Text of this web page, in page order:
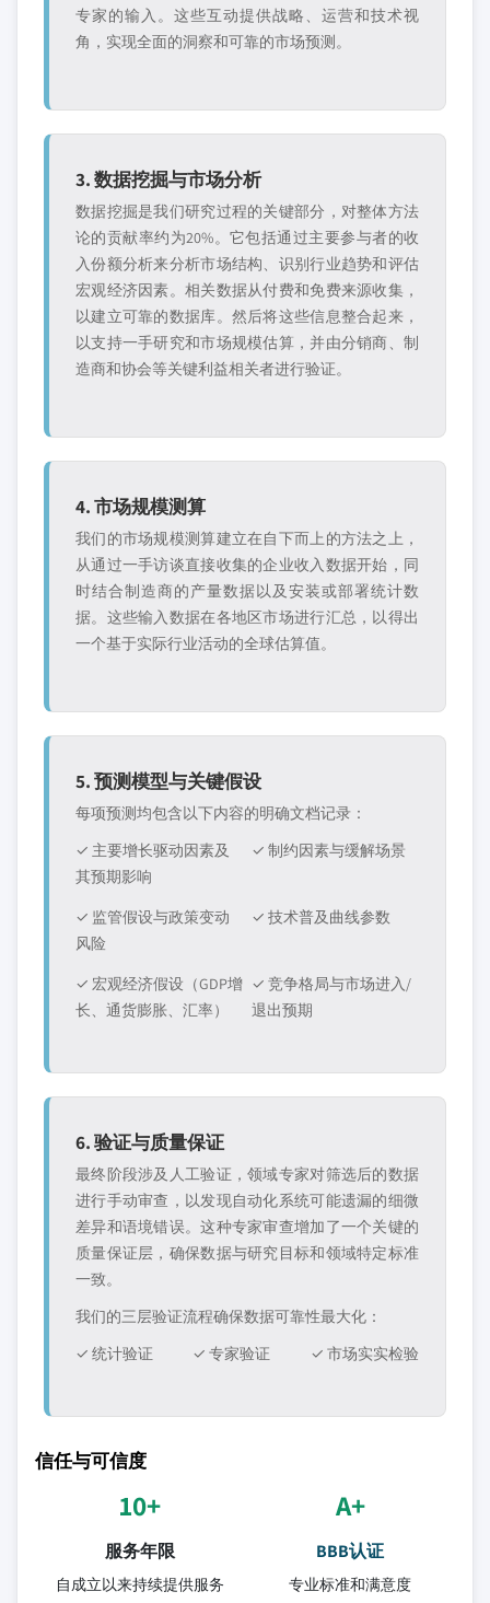
专家的输入。这些互动提供战略、运营和技术视
角，实现全面的洞察和可靠的市场预测。
3. 数据挖掘与市场分析
数据挖掘是我们研究过程的关键部分，对整体方法
论的贡献率约为20%。它包括通过主要参与者的收
入份额分析来分析市场结构、识别行业趋势和评估
宏观经济因素。相关数据从付费和免费来源收集，
以建立可靠的数据库。然后将这些信息整合起来，
以支持一手研究和市场规模估算，并由分销商、制
造商和协会等关键利益相关者进行验证。
4. 市场规模测算
我们的市场规模测算建立在自下而上的方法之上，
从通过一手访谈直接收集的企业收入数据开始，同
时结合制造商的产量数据以及安装或部署统计数
据。这些输入数据在各地区市场进行汇总，以得出
一个基于实际行业活动的全球估算值。
5. 预测模型与关键假设
每项预测均包含以下内容的明确文档记录：
✓ 主要增长驱动因素及
其预期影响
✓ 制约因素与缓解场景
✓ 监管假设与政策变动
风险
✓ 技术普及曲线参数
✓ 宏观经济假设（GDP增
长、通货膨胀、汇率）
✓ 竞争格局与市场进入/
退出预期
6. 验证与质量保证
最终阶段涉及人工验证，领域专家对筛选后的数据
进行手动审查，以发现自动化系统可能遗漏的细微
差异和语境错误。这种专家审查增加了一个关键的
质量保证层，确保数据与研究目标和领域特定标准
一致。
我们的三层验证流程确保数据可靠性最大化：
✓ 统计验证
✓ 专家验证 ✓ 市场实实检验
信任与可信度
10+
服务年限
自成立以来持续提供服务
A+
BBB认证
专业标准和满意度